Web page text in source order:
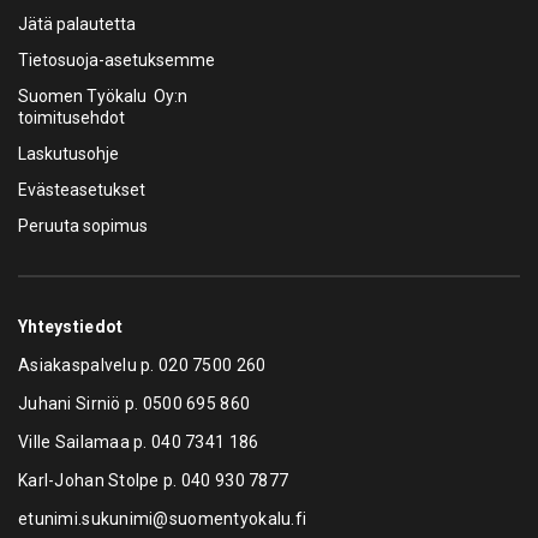
Jätä palautetta
Tietosuoja-asetuksemme
Suomen Työkalu Oy:n
toimitusehdot
Laskutusohje
Evästeasetukset
Peruuta sopimus
Yhteystiedot
Asiakaspalvelu p.020 7500 260
Juhani Sirniö p. 0500 695 860
Ville Sailamaa p.040 7341 186
Karl-Johan Stolpe p. 040 930 7877
etunimi.sukunimi@suomentyokalu.fi